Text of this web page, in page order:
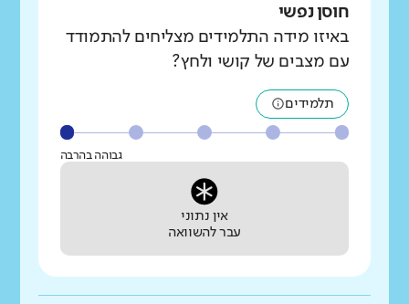
חוסן נפשי
באיזו מידה התלמידים מצליחים להתמודד
עם מצבים של קושי ולחץ?
תלמידים
גבוהה בהרבה
אין נתוני
עבר להשוואה